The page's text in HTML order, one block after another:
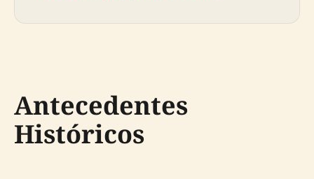
Antecedentes
Históricos